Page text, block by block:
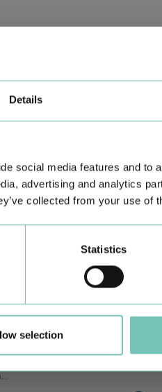
Details
social media features and to
advertising and analytics
collected from your use of
Statistics
selection